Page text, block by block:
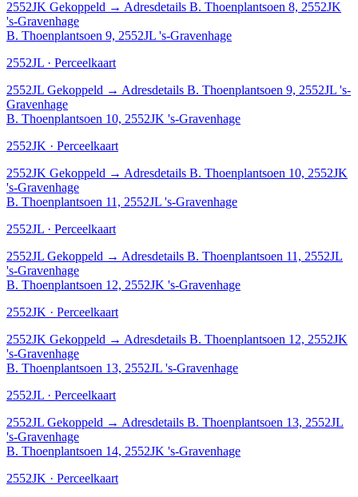
2552JK Gekoppeld → Adresdetails B. Thoenplantsoen 8, 2552JK
's-Gravenhage
B. Thoenplantsoen 9, 2552JL 's-Gravenhage
2552JL · Perceelkaart
2552JL Gekoppeld → Adresdetails B. Thoenplantsoen 9, 2552JL 's-
Gravenhage
B. Thoenplantsoen 10, 2552JK 's-Gravenhage
2552JK · Perceelkaart
2552JK Gekoppeld → Adresdetails B. Thoenplantsoen 10, 2552JK
's-Gravenhage
B. Thoenplantsoen 11, 2552JL 's-Gravenhage
2552JL · Perceelkaart
2552JL Gekoppeld → Adresdetails B. Thoenplantsoen 11, 2552JL
's-Gravenhage
B. Thoenplantsoen 12, 2552JK 's-Gravenhage
2552JK · Perceelkaart
2552JK Gekoppeld → Adresdetails B. Thoenplantsoen 12, 2552JK
's-Gravenhage
B. Thoenplantsoen 13, 2552JL 's-Gravenhage
2552JL · Perceelkaart
2552JL Gekoppeld → Adresdetails B. Thoenplantsoen 13, 2552JL
's-Gravenhage
B. Thoenplantsoen 14, 2552JK 's-Gravenhage
2552JK · Perceelkaart